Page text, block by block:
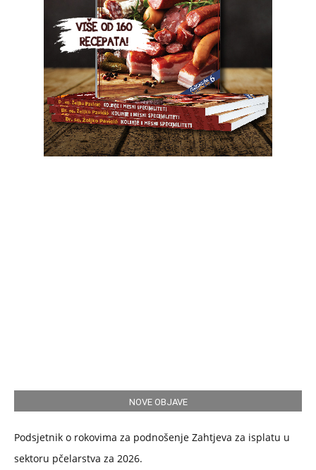
NOVE OBJAVE
Podsjetnik o rokovima za podnošenje Zahtjeva za isplatu u
sektoru pčelarstva za 2026.